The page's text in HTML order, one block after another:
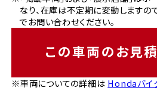
なり、在庫は不定期に変動しますの
でお問い合わせください。
この車両のお見
※車両についての詳細は Hondaバイ
ホンダドリーム 横浜都
兵庫県
ホンダドリーム 神戸灘
ホンダドリーム 尼崎
高知県